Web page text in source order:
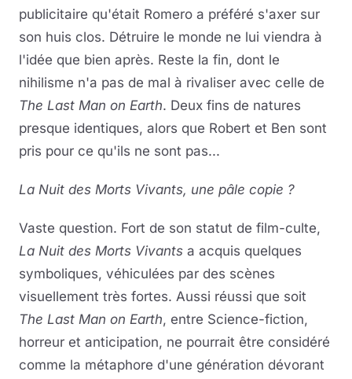
publicitaire qu'était Romero a préféré s'axer sur
son huis clos. Détruire le monde ne lui viendra à
l'idée que bien après. Reste la fin, dont le
nihilisme n'a pas de mal à rivaliser avec celle de
The Last Man on Earth. Deux fins de natures
presque identiques, alors que Robert et Ben sont
pris pour ce qu'ils ne sont pas...
La Nuit des Morts Vivants, une pâle copie ?
Vaste question. Fort de son statut de film-culte,
La Nuit des Morts Vivants a acquis quelques
symboliques, véhiculées par des scènes
visuellement très fortes. Aussi réussi que soit
The Last Man on Earth, entre Science-fiction,
horreur et anticipation, ne pourrait être considéré
comme la métaphore d'une génération dévorant